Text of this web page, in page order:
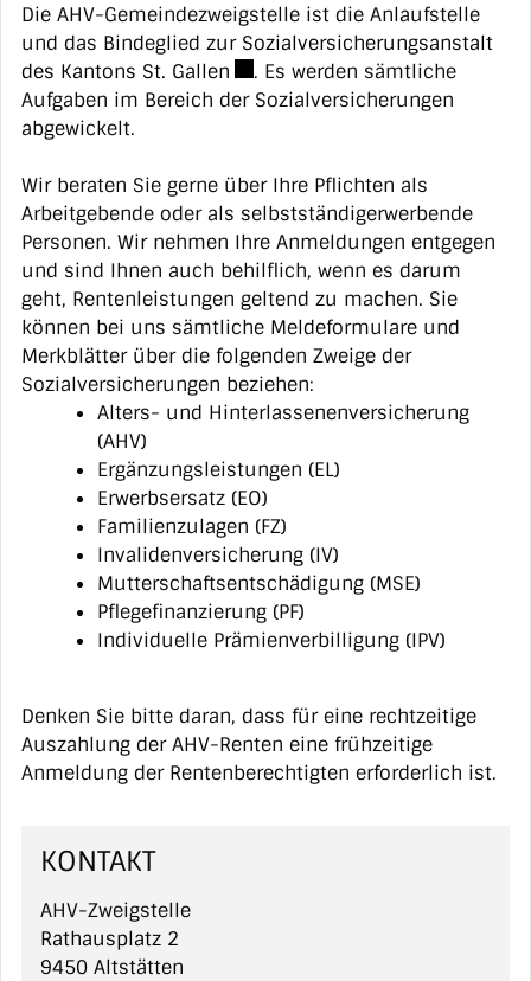
Die AHV-Gemeindezweigstelle ist die Anlaufstelle
und das Bindeglied zur Sozialversicherungsanstalt
des Kantons St. Gallen Externer Link wird in einem
. Es werden sämtliche
Aufgaben im Bereich der Sozialversicherungen
abgewickelt.
Wir beraten Sie gerne über Ihre Pflichten als
Arbeitgebende oder als selbstständigerwerbende
Personen. Wir nehmen Ihre Anmeldungen entgegen
und sind Ihnen auch behilflich, wenn es darum
geht, Rentenleistungen geltend zu machen. Sie
können bei uns sämtliche Meldeformulare und
Merkblätter über die folgenden Zweige der
Sozialversicherungen beziehen:
Alters- und Hinterlassenenversicherung
(AHV)
Ergänzungsleistungen (EL)
Erwerbsersatz (EO)
Familienzulagen (FZ)
Invalidenversicherung (IV)
Mutterschaftsentschädigung (MSE)
Pflegefinanzierung (PF)
Individuelle Prämienverbilligung (IPV)
Denken Sie bitte daran, dass für eine rechtzeitige
Auszahlung der AHV-Renten eine frühzeitige
Anmeldung der Rentenberechtigten erforderlich ist.
KONTAKT
AHV-Zweigstelle
Rathausplatz 2
9450 Altstätten
ZUGEHÖRIGE OBJEKTE